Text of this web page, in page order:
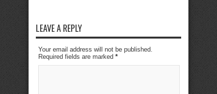
LEAVE A REPLY
Your email address will not be published.
Required fields are marked *